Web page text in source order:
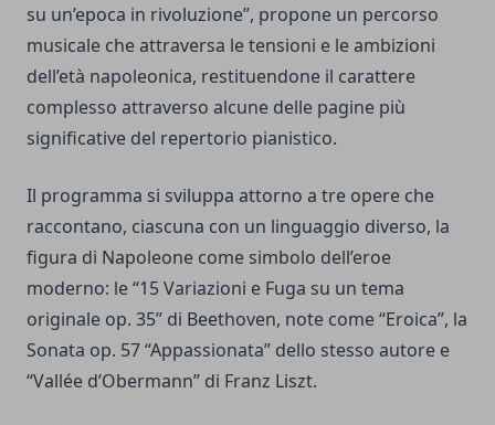
su un’epoca in rivoluzione”, propone un percorso
musicale che attraversa le tensioni e le ambizioni
dell’età napoleonica, restituendone il carattere
complesso attraverso alcune delle pagine più
significative del repertorio pianistico.
Il programma si sviluppa attorno a tre opere che
raccontano, ciascuna con un linguaggio diverso, la
figura di Napoleone come simbolo dell’eroe
moderno: le “15 Variazioni e Fuga su un tema
originale op. 35” di Beethoven, note come “Eroica”, la
Sonata op. 57 “Appassionata” dello stesso autore e
“Vallée d’Obermann” di Franz Liszt.